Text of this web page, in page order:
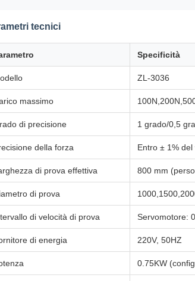
tecnici
Specificità
ZL-3036
massimo
di precisione 1 grado/0,5
della forza Entro ± 1%
di prova effettiva 800 mm
di prova
di velocità di prova Servomotore:
di energia 220V, 50HZ
0.75KW